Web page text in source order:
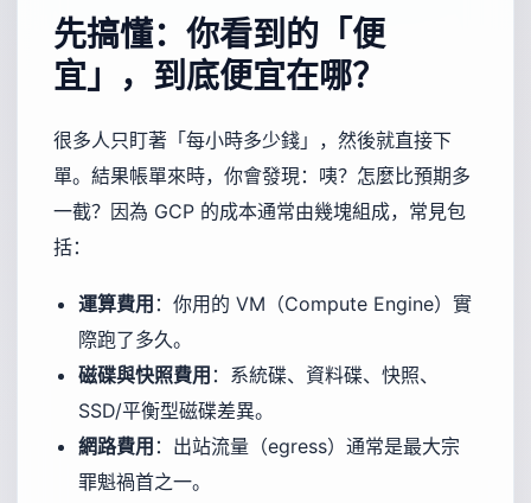
先搞懂：你看到的「便
宜」，到底便宜在哪？
很多人只盯著「每小時多少錢」，然後就直接下
單。結果帳單來時，你會發現：咦？怎麼比預期多
一截？因為 GCP 的成本通常由幾塊組成，常見包
括：
運算費用 ：你用的 VM（Compute Engine）實
際跑了多久。
磁碟與快照費用 ：系統碟、資料碟、快照、
SSD/平衡型磁碟差異。
網路費用 ：出站流量（egress）通常是最大宗
罪魁禍首之一。